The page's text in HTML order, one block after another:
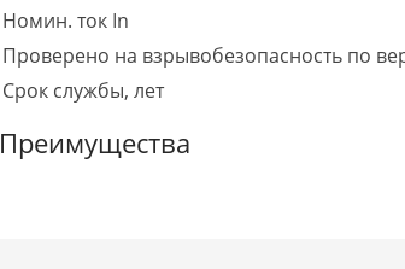
Номин. ток In
Проверено на взрывобезопасность по
Срок службы, лет
Преимущества